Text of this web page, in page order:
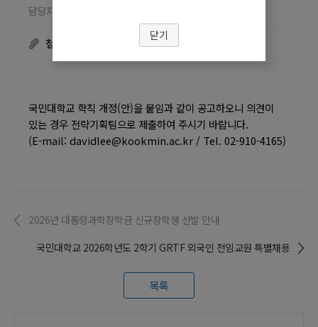
담당자 이정우
첨부파일
국민대학교 학칙 개정(안)을 붙임과 같이 공고하오니 의견이
있는 경우 전략기획팀으로 제출하여 주시기 바랍니다.
(E-mail: davidlee@kookmin.ac.kr / Tel. 02-910-4165)
2026년 대통령과학장학금 신규장학생 선발 안내
국민대학교 2026학년도 2학기 GRTF 외국인 전임교원 특별채용
목록
닫기